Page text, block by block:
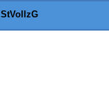
StVollzG